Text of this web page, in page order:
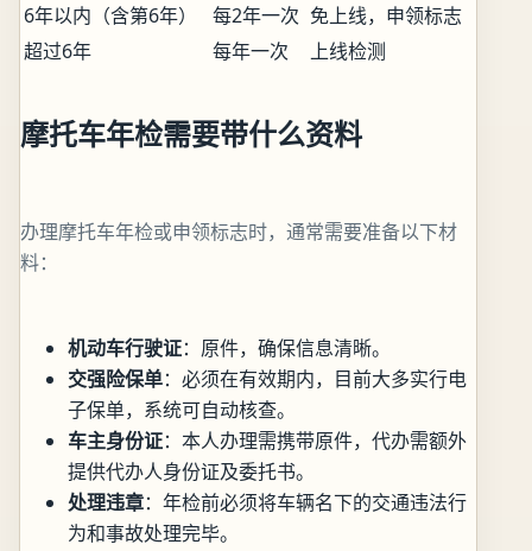
6年以内（含第6年）
每2年一次 免上线，申领标志
超过6年
每年一次 上线检测
摩托车年检需要带什么资料
办理摩托车年检或申领标志时，通常需要准备以下材
料：
机动车行驶证：原件，确保信息清晰。
交强险保单：必须在有效期内，目前大多实行电
子保单，系统可自动核查。
车主身份证：本人办理需携带原件，代办需额外
提供代办人身份证及委托书。
处理违章：年检前必须将车辆名下的交通违法行
为和事故处理完毕。